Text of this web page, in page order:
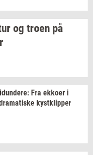
og troen på
Fra ek­ko­er i
kyst­klip­per